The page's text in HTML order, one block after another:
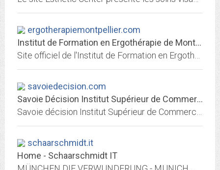
ergotherapiemontpellier.com
Institut de Formation en Ergothérapie de Montpellier
savoiedecision.com
Savoie Décision Institut Supérieur de Commerce et de Gestion - Annecy
schaarschmidt.it
Home - Schaarschmidt IT